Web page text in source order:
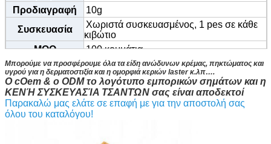
Προδιαγραφή
10g
Συσκευασία
Χωριστά συσκευασμένος, 1 pes σε κάθε
κιβώτιο
MOQ
100 κομμάτια
Μπορούμε να προσφέρουμε όλα τα είδη ανώδυνων κρέμας, πηκτώματος και
υγρού για η δερματοστιξία και η ομορφιά κεριών laster κ.λπ….
Ο cOem & ο ODM το λογότυπο εμπορικών σημάτων και η
ΚΕΝΉ ΣΥΣΚΕΥΑΣΊΑ ΤΣΑΝΤΏΝ σας είναι αποδεκτοί
Παρακαλώ μας ελάτε σε επαφή με για την αποστολή σας
όλου του καταλόγου!